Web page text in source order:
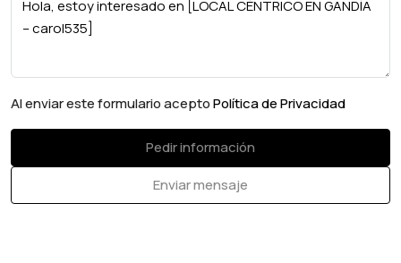
Al enviar este formulario aceptoPolítica de Privacidad
Pedir información
Enviar mensaje